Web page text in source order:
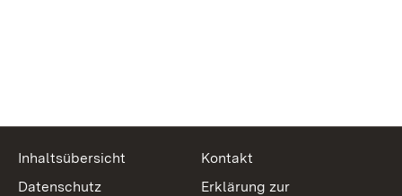
Inhaltsübersicht
Kontakt
Datenschutz
Erklärung zur